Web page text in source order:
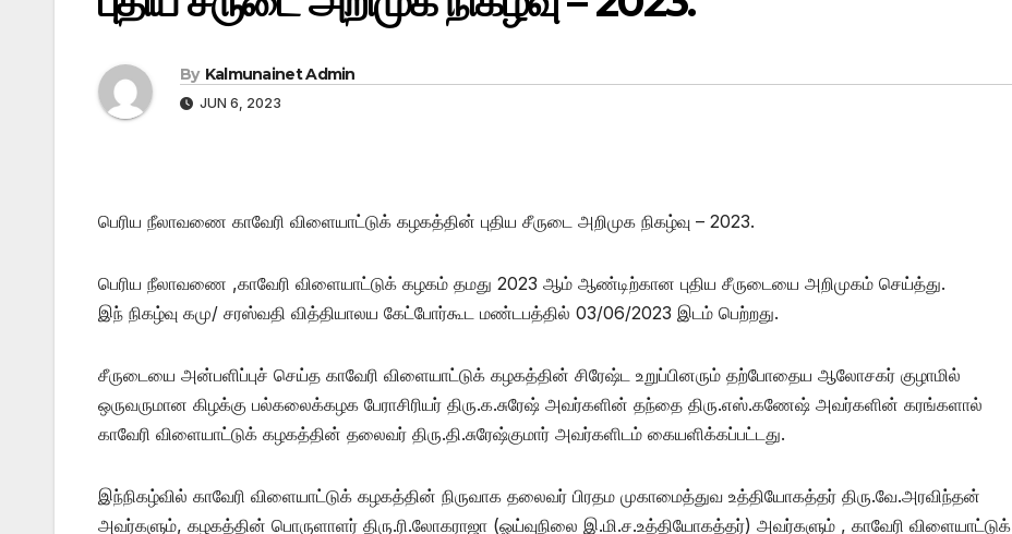
By Kalmunainet Admin
JUN 6, 2023
பெரிய நீலாவணை காவேரி விளையாட்டுக் கழகத்தின் புதிய சீருடை அறிமுக நிகழ்வு – 2023.
பெரிய நீலாவணை ,காவேரி விளையாட்டுக் கழகம் தமது 2023 ஆம் ஆண்டிற்கான புதிய சீருடையை அறிமுகம் செய்த்து.
இந் நிகழ்வு கமு/ சரஸ்வதி வித்தியாலய கேட்போர்கூட மண்டபத்தில் 03/06/2023 இடம் பெற்றது.
சீருடையை அன்பளிப்புச் செய்த காவேரி விளையாட்டுக் கழகத்தின் சிரேஷ்ட உறுப்பினரும் தற்போதைய ஆலோசகர் குழாமில்
ஒருவருமான கிழக்கு பல்கலைக்கழக பேராசிரியர் திரு.க.சுரேஷ் அவர்களின் தந்தை திரு.எஸ்.கணேஷ் அவர்களின் கரங்களால்
காவேரி விளையாட்டுக் கழகத்தின் தலைவர் திரு.தி.சுரேஷ்குமார் அவர்களிடம் கையளிக்கப்பட்டது.
இந்நிகழ்வில் காவேரி விளையாட்டுக் கழகத்தின் நிருவாக தலைவர் பிரதம முகாமைத்துவ உத்தியோகத்தர் திரு.வே.அரவிந்தன்
அவர்களும், கழகத்தின் பொருளாளர் திரு.ரி.லோகராஜா (ஓய்வுநிலை இ.மி.ச.உத்தியோகத்தர்) அவர்களும் , காவேரி விளையாட்டுக்